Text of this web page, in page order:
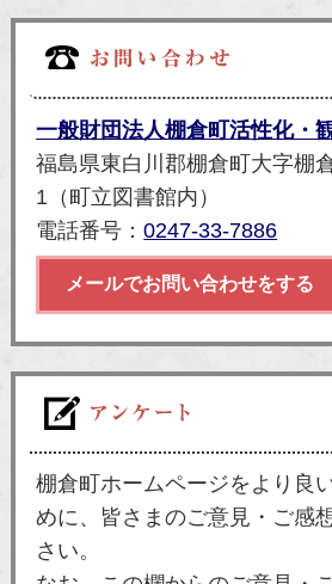
一般財団法人棚倉町活性化・
福島県東白川郡棚倉町大字棚
1（町立図書館内）
電話番号：0247-33-7886
メールでお問い合わせをする
棚倉町ホームページをより良
めに、皆さまのご意見・ご感
さい。